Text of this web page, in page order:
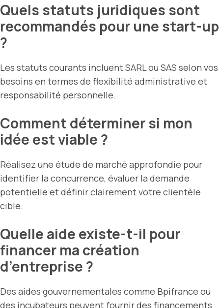
Quels statuts juridiques sont
recommandés pour une start-up
?
Les statuts courants incluent SARL ou SAS selon vos
besoins en termes de flexibilité administrative et
responsabilité personnelle.
Comment déterminer si mon
idée est viable ?
Réalisez une étude de marché approfondie pour
identifier la concurrence, évaluer la demande
potentielle et définir clairement votre clientèle
cible.
Quelle aide existe-t-il pour
financer ma création
d’entreprise ?
Des aides gouvernementales comme Bpifrance ou
des incubateurs peuvent fournir des financements